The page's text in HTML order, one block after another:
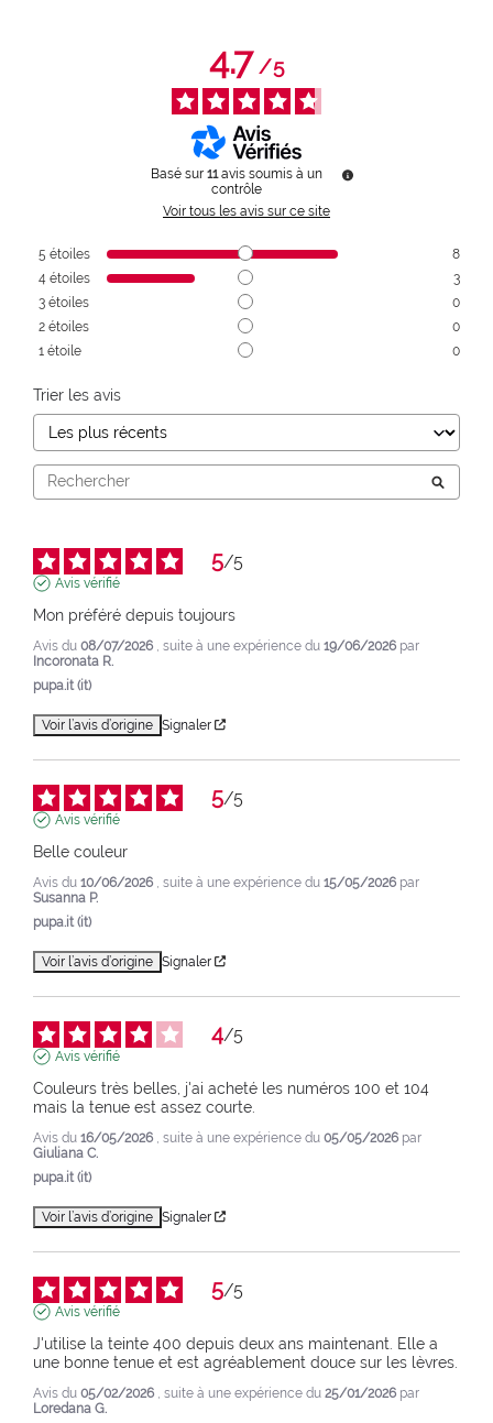
4.7/5
Basé sur 11 avis soumis à un
contrôle
Voir tous les avis sur ce site
5 étoiles
8
4 étoiles
3
3 étoiles
0
2 étoiles
0
1 étoile 0
Trier les avis
5/5
Avis vérifié
Mon préféré depuis toujours
Avis du 08/07/2026 , suite à une expérience du 19/06/2026 par
Incoronata R.
pupa.it (it)
Voir l’avis d’origine Signaler
5/5
Avis vérifié
Belle couleur
Avis du 10/06/2026 , suite à une expérience du 15/05/2026 par
Susanna P.
pupa.it (it)
Voir l’avis d’origine Signaler
4/5
Avis vérifié
Couleurs très belles, j'ai acheté les numéros 100 et 104
mais la tenue est assez courte.
Avis du 16/05/2026 , suite à une expérience du 05/05/2026 par
Giuliana C.
pupa.it (it)
Voir l’avis d’origine Signaler
5/5
Avis vérifié
J'utilise la teinte 400 depuis deux ans maintenant. Elle a
une bonne tenue et est agréablement douce sur les lèvres.
Avis du 05/02/2026 , suite à une expérience du 25/01/2026 par
Loredana G.